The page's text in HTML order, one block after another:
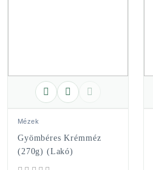
Mézek
Gyömbéres Krémméz
(270g) (Lakó)